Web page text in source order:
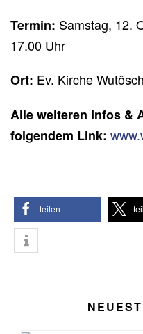
Termin: Samstag, 12.
17.00 Uhr
Ort: Ev. Kirche
Alle weiteren Infos &
folgendem Link:
teilen